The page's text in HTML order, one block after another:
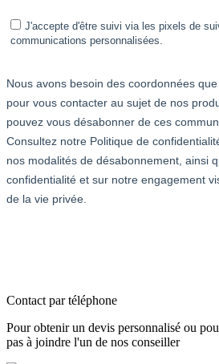
Contact par téléphone
Pour obtenir un devis personnalisé ou
pas à joindre l'un de nos conseiller